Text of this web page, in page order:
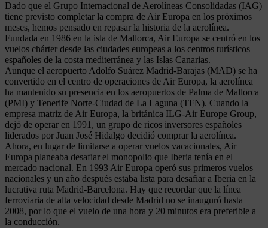
Dado que el Grupo Internacional de Aerolíneas Consolidadas (IAG)
tiene previsto completar la compra de Air Europa en los próximos
meses, hemos pensado en repasar la historia de la aerolínea.
Fundada en 1986 en la isla de Mallorca, Air Europa se centró en los
vuelos chárter desde las ciudades europeas a los centros turísticos
españoles de la costa mediterránea y las Islas Canarias.
Aunque el aeropuerto Adolfo Suárez Madrid-Barajas (MAD) se ha
convertido en el centro de operaciones de Air Europa, la aerolínea
ha mantenido su presencia en los aeropuertos de Palma de Mallorca
(PMI) y Tenerife Norte-Ciudad de La Laguna (TFN). Cuando la
empresa matriz de Air Europa, la británica ILG-Air Europe Group,
dejó de operar en 1991, un grupo de ricos inversores españoles
liderados por Juan José Hidalgo decidió comprar la aerolínea.
Ahora, en lugar de limitarse a operar vuelos vacacionales, Air
Europa planeaba desafiar el monopolio que Iberia tenía en el
mercado nacional. En 1993 Air Europa operó sus primeros vuelos
nacionales y un año después estaba lista para desafiar a Iberia en la
lucrativa ruta Madrid-Barcelona. Hay que recordar que la línea
ferroviaria de alta velocidad desde Madrid no se inauguró hasta
2008, por lo que el vuelo de una hora y 20 minutos era preferible a
la conducción.